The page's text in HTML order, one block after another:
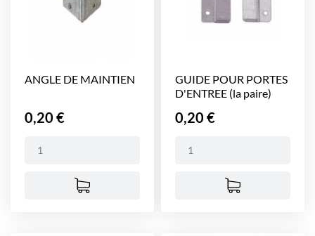
ANGLE DE MAINTIEN
Prix
0,20 €
GUIDE POUR PORTES
D'ENTREE (la paire)
Prix
0,20 €